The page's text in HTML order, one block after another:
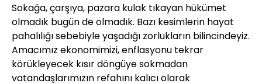
Sokağa, çarşıya, pazara kulak tıkayan hükümet
olmadık bugün de olmadık. Bazı kesimlerin hayat
pahalılığı sebebiyle yaşadığı zorlukların bilincindeyiz.
Amacımız ekonomimizi, enflasyonu tekrar
körükleyecek kısır döngüye sokmadan
vatandaşlarımızın refahını kalıcı olarak